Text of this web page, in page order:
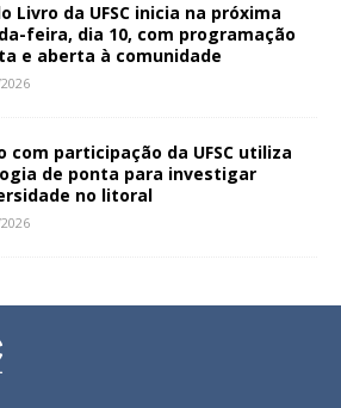
Livro da UFSC inicia na próxima
feira, dia 10, com programação
e aberta à comunidade
com participação da UFSC utiliza
de ponta para investigar
no litoral